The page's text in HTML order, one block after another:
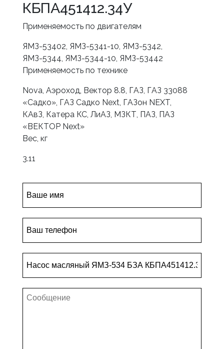
КБПА451412.34У
Применяемость по двигателям
ЯМЗ-53402, ЯМЗ-5341-10, ЯМЗ-5342,
ЯМЗ-5344, ЯМЗ-5344-10, ЯМЗ-53442
Применяемость по технике
Nova, Аэроход, Вектор 8.8, ГАЗ, ГАЗ 33088
«Садко», ГАЗ Садко Next, ГАЗон NEXT,
КАвЗ, Катера КС, ЛиАЗ, МЗКТ, ПАЗ, ПАЗ
«ВЕКТОР Next»
Вес, кг
3.11